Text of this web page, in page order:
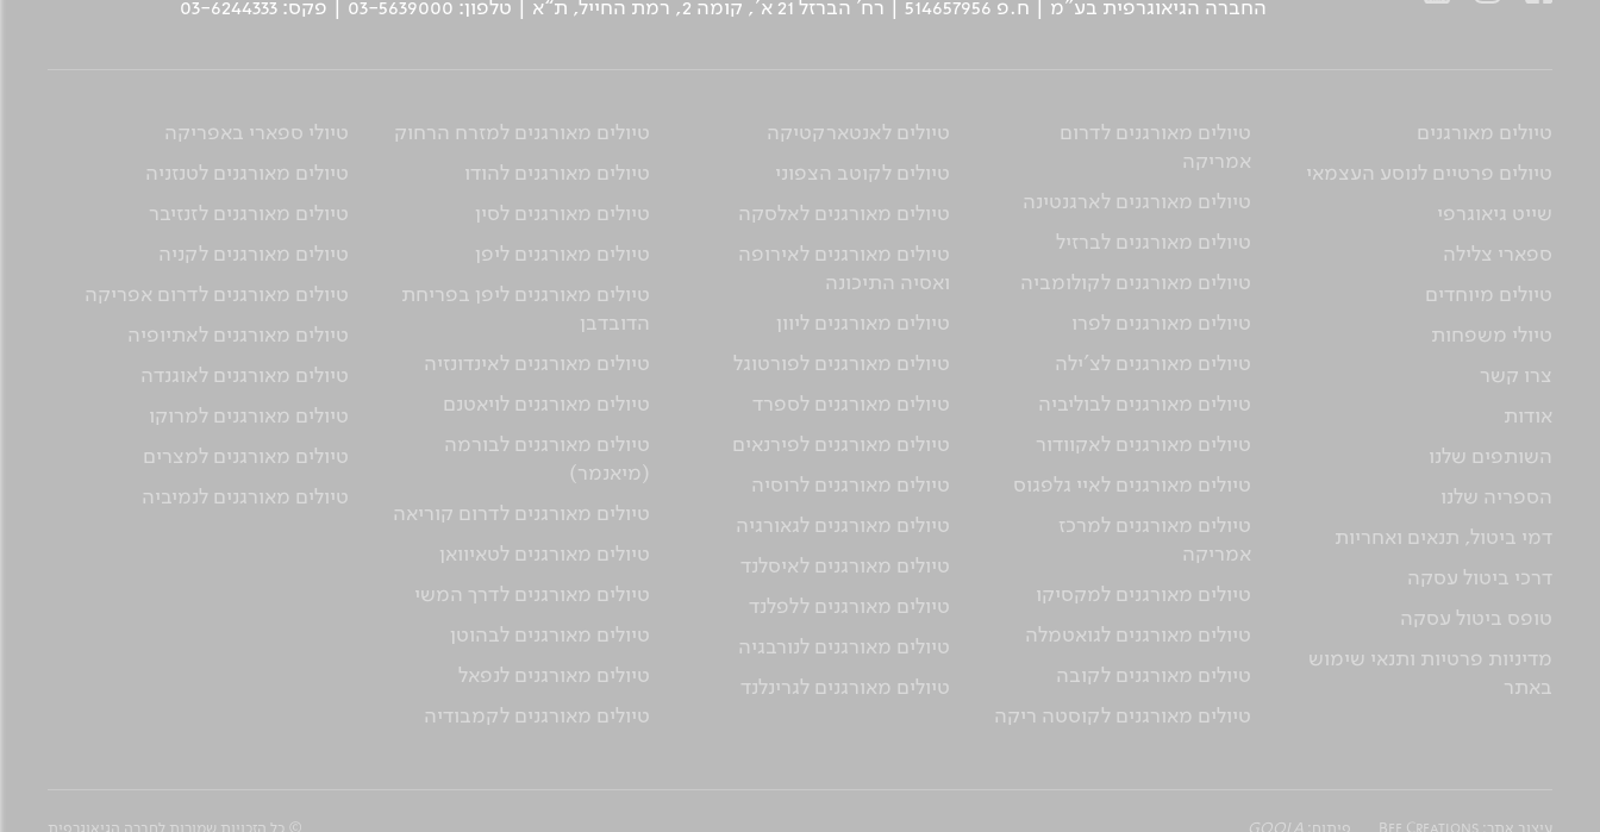
החברה הגיאוגרפית בע"מ | ח.פ 514657956 | רח’ הברזל 21 א', קומה 2, רמת החייל, ת“א | טלפון: 03-5639000 | פקס: 03-6244333
טיולים מאורגנים
טיולים פרטיים לנוסע העצמאי
שייט גיאוגרפי
ספארי צלילה
טיולים מיוחדים
טיולי משפחות
צרו קשר
אודות
השותפים שלנו
הספריה שלנו
דמי ביטול, תנאים ואחריות
דרכי ביטול עסקה
טופס ביטול עסקה
מדיניות פרטיות ותנאי שימוש
באתר
טיולים מאורגנים לדרום
אמריקה
טיולים מאורגנים לארגנטינה
טיולים מאורגנים לברזיל
טיולים מאורגנים לקולומביה
טיולים מאורגנים לפרו
טיולים מאורגנים לצ'ילה
טיולים מאורגנים לבוליביה
טיולים מאורגנים לאקוודור
טיולים מאורגנים לאיי גלפגוס
טיולים מאורגנים למרכז
אמריקה
טיולים מאורגנים למקסיקו
טיולים מאורגנים לגואטמלה
טיולים מאורגנים לקובה
טיולים מאורגנים לקוסטה ריקה
טיולים לאנטארקטיקה
טיולים לקוטב הצפוני
טיולים מאורגנים לאלסקה
טיולים מאורגנים לאירופה
ואסיה התיכונה
טיולים מאורגנים ליוון
טיולים מאורגנים לפורטוגל
טיולים מאורגנים לספרד
טיולים מאורגנים לפירנאים
טיולים מאורגנים לרוסיה
טיולים מאורגנים לגאורגיה
טיולים מאורגנים לאיסלנד
טיולים מאורגנים ללפלנד
טיולים מאורגנים לנורבגיה
טיולים מאורגנים לגרינלנד
טיולים מאורגנים למזרח הרחוק
טיולים מאורגנים להודו
טיולים מאורגנים לסין
טיולים מאורגנים ליפן
טיולים מאורגנים ליפן בפריחת
הדובדבן
טיולים מאורגנים לאינדונזיה
טיולים מאורגנים לויאטנם
טיולים מאורגנים לבורמה
(מיאנמר)
טיולים מאורגנים לדרום קוריאה
טיולים מאורגנים לטאיוואן
טיולים מאורגנים לדרך המשי
טיולים מאורגנים לבהוטן
טיולים מאורגנים לנפאל
טיולים מאורגנים לקמבודיה
טיולי ספארי באפריקה
טיולים מאורגנים לטנזניה
טיולים מאורגנים לזנזיבר
טיולים מאורגנים לקניה
טיולים מאורגנים לדרום אפריקה
טיולים מאורגנים לאתיופיה
טיולים מאורגנים לאוגנדה
טיולים מאורגנים למרוקו
טיולים מאורגנים למצרים
טיולים מאורגנים לנמיביה
עיצוב אתר: Bee Creations פיתוח: GOOLA © כל הזכויות שמורות לחברה הגיאוגרפית